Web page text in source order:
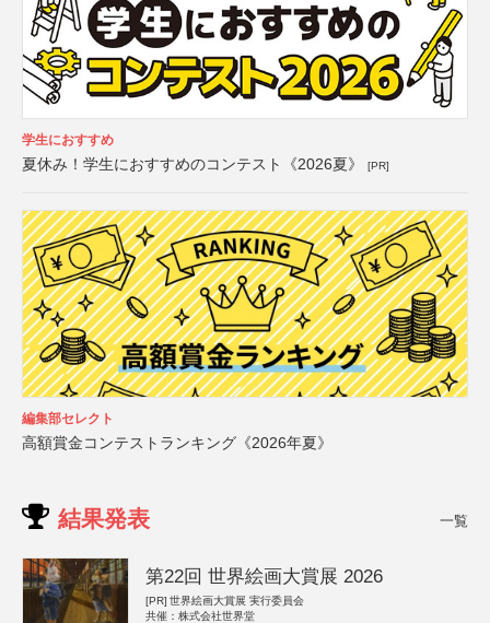
学生におすすめ
夏休み！学生におすすめのコンテスト《2026夏》 [PR]
編集部セレクト
高額賞金コンテストランキング《2026年夏》
結果発表 一覧
第22回 世界絵画大賞展 2026
[PR] 世界絵画大賞展 実行委員会
共催：株式会社世界堂